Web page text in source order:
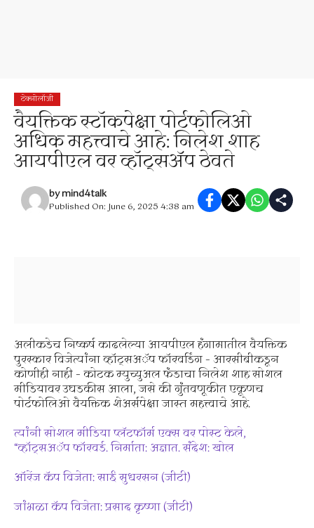
टेक्नोलॉजी
वैयक्तिक स्टॉकपेक्षा पोर्टफोलिओ
अधिक महत्त्वाचे आहे: निलेश शाह
आयपीएल वर व्हॉट्सअ‍ॅप ठेवते
bymind4talk
Published On: June 6, 2025 4:38 am
अलीकडेच निष्कर्ष काढलेल्या आयपीएल हंगामातील वैयक्तिक
पुरस्कार विजेत्यांना व्हॉट्सअॅप फॉरवर्डिंग – आरसीबीकडून
कोणीही नाही – कोटक म्युच्युअल फंडाचा निलेश शाह सोशल
मीडियावर उघडकीस आला, जसे की गुंतवणूकीत एकूणच
पोर्टफोलिओ वैयक्तिक शेअर्सपेक्षा जास्त महत्त्वाचे आहे.
त्यांनी सोशल मीडिया प्लॅटफॉर्म एक्स वर पोस्ट केले,
“व्हॉट्सअॅप फॉरवर्ड. निर्माता: अज्ञात. संदेश: खोल
ऑरेंज कॅप विजेता: साई सुधरसन (जीटी)
जांभळा कॅप विजेता: प्रसाद कृष्णा (जीटी)